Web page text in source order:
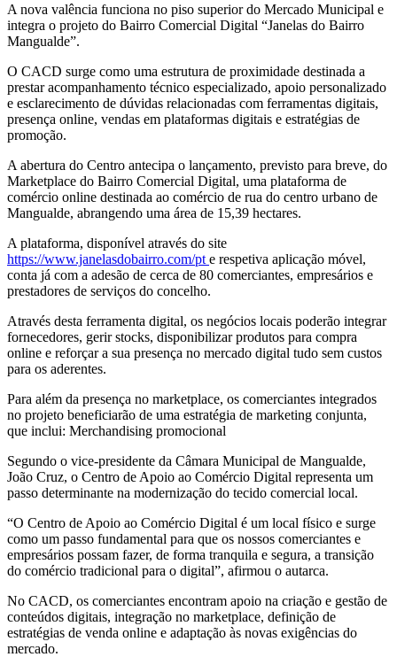
A nova valência funciona no piso superior do Mercado Municipal e
integra o projeto do Bairro Comercial Digital “Janelas do Bairro
Mangualde”.
O CACD surge como uma estrutura de proximidade destinada a
prestar acompanhamento técnico especializado, apoio personalizado
e esclarecimento de dúvidas relacionadas com ferramentas digitais,
presença online, vendas em plataformas digitais e estratégias de
promoção.
A abertura do Centro antecipa o lançamento, previsto para breve, do
Marketplace do Bairro Comercial Digital, uma plataforma de
comércio online destinada ao comércio de rua do centro urbano de
Mangualde, abrangendo uma área de 15,39 hectares.
A plataforma, disponível através do site
https://www.janelasdobairro.com/pt e respetiva aplicação móvel,
conta já com a adesão de cerca de 80 comerciantes, empresários e
prestadores de serviços do concelho.
Através desta ferramenta digital, os negócios locais poderão integrar
fornecedores, gerir stocks, disponibilizar produtos para compra
online e reforçar a sua presença no mercado digital tudo sem custos
para os aderentes.
Para além da presença no marketplace, os comerciantes integrados
no projeto beneficiarão de uma estratégia de marketing conjunta,
que inclui: Merchandising promocional
Segundo o vice-presidente da Câmara Municipal de Mangualde,
João Cruz, o Centro de Apoio ao Comércio Digital representa um
passo determinante na modernização do tecido comercial local.
“O Centro de Apoio ao Comércio Digital é um local físico e surge
como um passo fundamental para que os nossos comerciantes e
empresários possam fazer, de forma tranquila e segura, a transição
do comércio tradicional para o digital”, afirmou o autarca.
No CACD, os comerciantes encontram apoio na criação e gestão de
conteúdos digitais, integração no marketplace, definição de
estratégias de venda online e adaptação às novas exigências do
mercado.